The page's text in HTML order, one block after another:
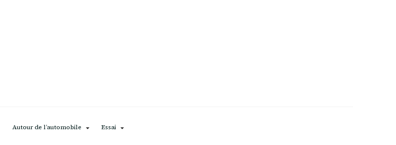
Autour de l’automobile Essai